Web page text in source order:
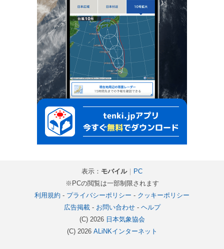
表示： モバイル｜ PC
※PCの閲覧は一部制限されます
利用規約 - プライバシーポリシー - クッキーポリシー
広告掲載- お問い合わせ- ヘルプ
(C) 2026 日本気象協会
(C) 2026 ALiNKインターネット